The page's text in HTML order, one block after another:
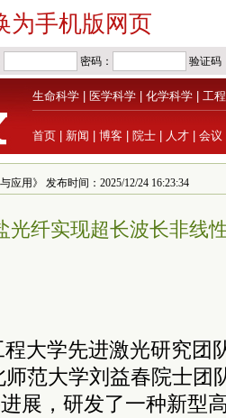
为手机版网页
生命科学 医学科学 化学科学 工
首页 新闻 博客 院士 人才 会议
应用》 发布时间：2025/12/24 16:23:34
光纤实现超长波长非线
大学先进激光研究团
范大学刘益春院士团
展，研发了一种新型